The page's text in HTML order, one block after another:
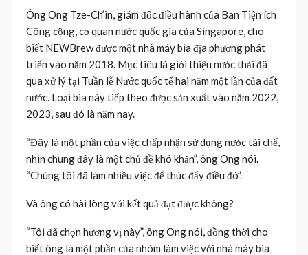
Ông Ong Tze-Ch’in, giám đốc điều hành của Ban Tiện ích
Công cộng, cơ quan nước quốc gia của Singapore, cho
biết NEWBrew được một nhà máy bia địa phương phát
triển vào năm 2018. Mục tiêu là giới thiệu nước thải đã
qua xử lý tại Tuần lễ Nước quốc tế hai năm một lần của đất
nước. Loại bia này tiếp theo được sản xuất vào năm 2022,
2023, sau đó là năm nay.
“Đây là một phần của việc chấp nhận sử dụng nước tái chế,
nhìn chung đây là một chủ đề khó khăn”, ông Ong nói.
“Chúng tôi đã làm nhiều việc để thúc đẩy điều đó”.
Và ông có hài lòng với kết quả đạt được không?
“Tôi đã chọn hương vị này”, ông Ong nói, đồng thời cho
biết ông là một phần của nhóm làm việc với nhà máy bia